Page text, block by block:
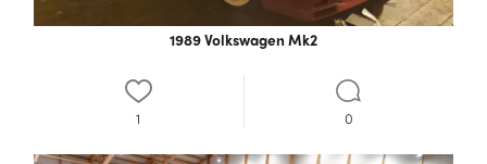
1989 Volkswagen Mk2
1 0